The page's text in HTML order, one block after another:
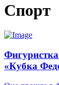
Спорт
«Кубка